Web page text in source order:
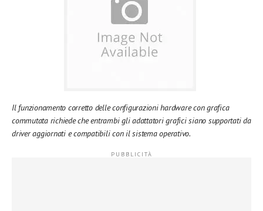
Il funzionamento corretto delle configurazioni hardware con grafica
commutata richiede che entrambi gli adattatori grafici siano supportati da
driver aggiornati e compatibili con il sistema operativo.